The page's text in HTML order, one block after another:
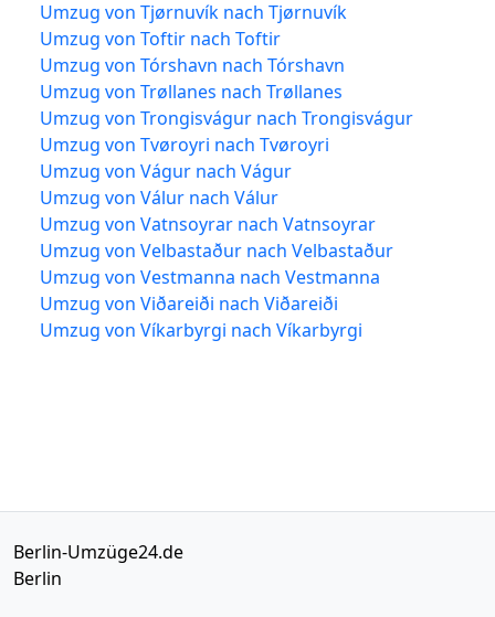
Umzug von Tjørnuvík nach Tjørnuvík
Umzug von Toftir nach Toftir
Umzug von Tórshavn nach Tórshavn
Umzug von Trøllanes nach Trøllanes
Umzug von Trongisvágur nach Trongisvágur
Umzug von Tvøroyri nach Tvøroyri
Umzug von Vágur nach Vágur
Umzug von Válur nach Válur
Umzug von Vatnsoyrar nach Vatnsoyrar
Umzug von Velbastaður nach Velbastaður
Umzug von Vestmanna nach Vestmanna
Umzug von Viðareiði nach Viðareiði
Umzug von Víkarbyrgi nach Víkarbyrgi
Berlin-Umzüge24.de
Berlin